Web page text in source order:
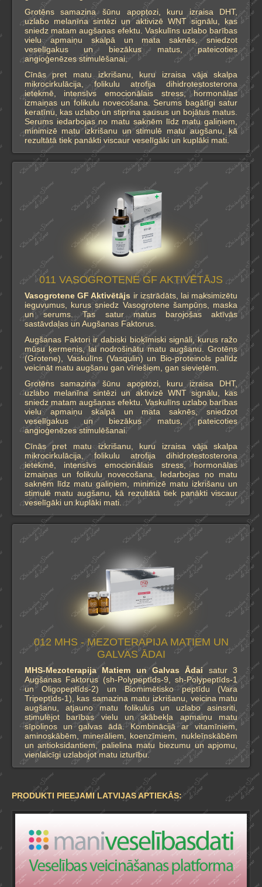
Grotēns samazina šūnu apoptozi, kuru izraisa DHT,
uzlabo melanīna sintēzi un aktivizē WNT signālu, kas
sniedz matam augšanas efektu. Vaskulīns uzlabo barības
vielu apmaiņu skalpā un mata saknēs, sniedzot
veselīgakus un biezākus matus, pateicoties
angioģenēzes stimulēšanai.
Cīnās pret matu izkrišanu, kuru izraisa vāja skalpa
mikrocirkulācija, folikulu atrofija dihidrotestosterona
ietekmē, intensīvs emocionālais stress, hormonālas
izmaiņas un folikulu novecošana. Serums bagātīgi satur
keratīnu, kas uzlabo un stiprina sausus un bojātus matus.
Serums iedarbojas no matu saknēm līdz matu galiņiem,
minimizē matu izkrišanu un stimulē matu augšanu, kā
rezultātā tiek panākti viscaur veselīgāki un kuplāki mati.
011 VASOGROTENE GF AKTIVĒTĀJS
Vasogrotene GF Aktivētājs ir izstrādāts, lai maksimizētu
ieguvumus, kurus sniedz Vasogrotene šampūns, maska
un serums. Tas satur matus barojošas aktīvās
sastāvdaļas un Augšanas Faktorus.
Augšanas Faktori ir dabiski bioķīmiski signāli, kurus ražo
mūsu ķermenis, lai nodrošinātu matu augšanu. Grotēns
(Grotene), Vaskulīns (Vasqulin) un Bio-proteinols palīdz
veicināt matu augšanu gan vīriešiem, gan sievietēm.
Grotēns samazina šūnu apoptozi, kuru izraisa DHT,
uzlabo melanīna sintēzi un aktivizē WNT signālu, kas
sniedz matam augšanas efektu. Vaskulīns uzlabo barības
vielu apmaiņu skalpā un mata saknēs, sniedzot
veselīgakus un biezākus matus, pateicoties
angioģenēzes stimulēšanai.
Cīnās pret matu izkrišanu, kuru izraisa vāja skalpa
mikrocirkulācija, folikulu atrofija dihidrotestosterona
ietekmē, intensīvs emocionālais stress, hormonālas
izmaiņas un folikulu novecošana. Iedarbojas no matu
saknēm līdz matu galiņiem, minimizē matu izkrišanu un
stimulē matu augšanu, kā rezultātā tiek panākti viscaur
veselīgāki un kuplāki mati.
012 MHS - MEZOTERAPIJA MATIEM UN
GALVAS ĀDAI
MHS-Mezoterapija Matiem un Galvas Ādaisatur 3
Augšanas Faktorus (sh-Polypeptīds-9, sh-Polypeptīds-1
un Oligopeptīds-2) un Biomimētisko peptīdu (Vara
Tripeptīds-1), kas samazina matu izkrišanu, veicina matu
augšanu, atjauno matu folikulus un uzlabo asinsriti,
stimulējot barības vielu un skābekļa apmaiņu matu
sīpoliņos un galvas ādā. Kombinācijā ar vitamīniem,
aminoskābēm, minerāliem, koenzīmiem, nukleīnskābēm
un antioksidantiem, palielina matu biezumu un apjomu,
vienlaicīgi uzlabojot matu izturību.
PRODUKTI PIEEJAMI LATVIJAS APTIEKĀS: